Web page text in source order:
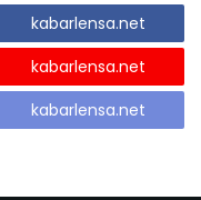
kabarlensa.net
kabarlensa.net
kabarlensa.net